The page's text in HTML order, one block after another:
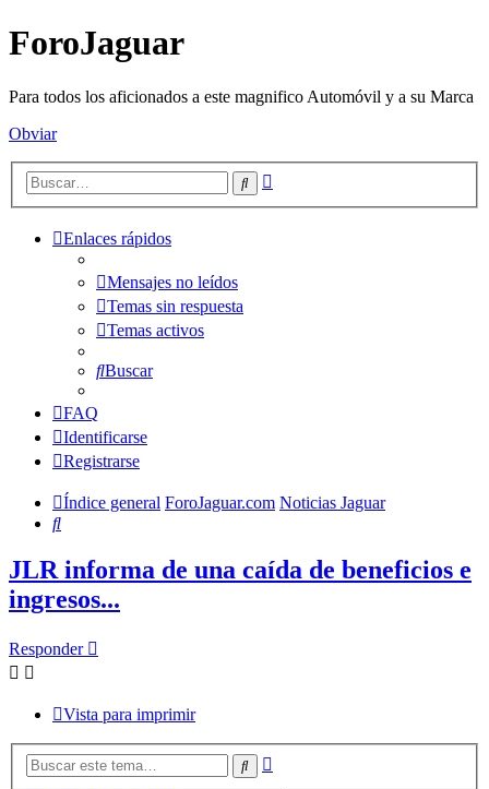
ForoJaguar
Para todos los aficionados a este magnifico Automóvil y a su Marca
Obviar
Buscar
Enlaces rápidos
Mensajes no leídos
Temas sin respuesta
Temas activos
Buscar
FAQ
Identificarse
Registrarse
Índice general ForoJaguar.com Noticias Jaguar
Buscar
JLR informa de una caída de beneficios e
ingresos...
Responder
Vista para imprimir
Buscar